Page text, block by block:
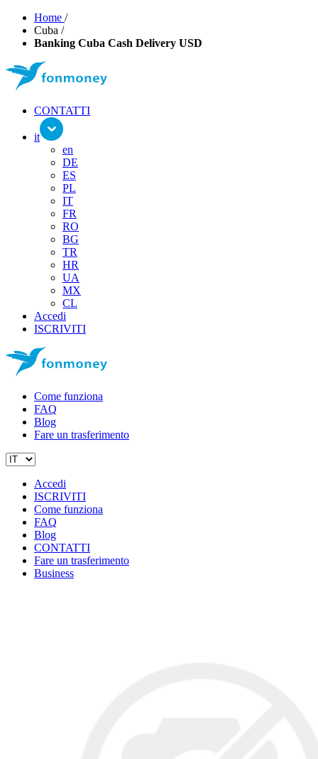
Home /
Cuba /
Banking Cuba Cash Delivery USD
CONTATTI
it
en
DE
ES
PL
IT
FR
RO
BG
TR
HR
UA
MX
CL
Accedi
ISCRIVITI
Come funziona
FAQ
Blog
Fare un trasferimento
Accedi
ISCRIVITI
Come funziona
FAQ
Blog
CONTATTI
Fare un trasferimento
Business